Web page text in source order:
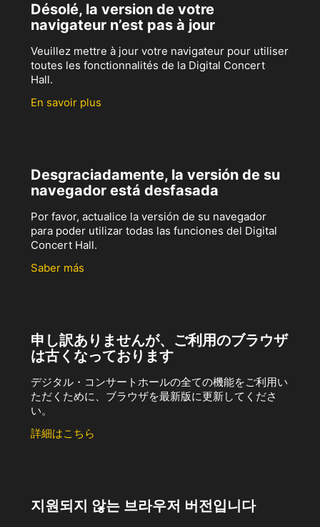
Désolé, la version de votre
navigateur n’est pas à jour
Veuillez mettre à jour votre navigateur pour utiliser
toutes les fonctionnalités de la Digital Concert
Hall.
En savoir plus
Desgraciadamente, la versión de su
navegador está desfasada
Por favor, actualice la versión de su navegador
para poder utilizar todas las funciones del Digital
Concert Hall.
Saber más
申し訳ありませんが、ご利用のブラウザ
は古くなっております
デジタル・コンサートホールの全ての機能をご利用い
ただくために、ブラウザを最新版に更新してくださ
い。
詳細はこちら
지원되지 않는 브라우저 버전입니다